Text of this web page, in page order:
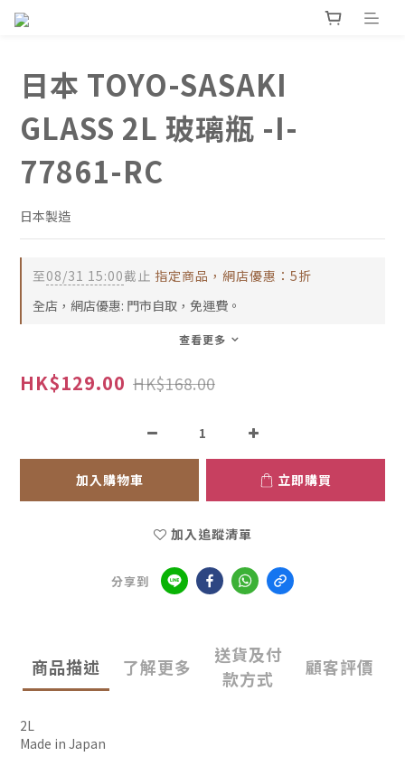
日本 TOYO-SASAKI
GLASS 2L 玻璃瓶 -I-
77861-RC
日本製造
至08/31 15:00截止 指定商品，網店優惠：5折
全店，網店優惠: 門市自取，免運費。
查看更多
HK$129.00 HK$168.00
加入購物車 立即購買
加入追蹤清單
分享到
商品描述 了解更多
送貨及付
款方式
顧客評價
2L
Made in Japan